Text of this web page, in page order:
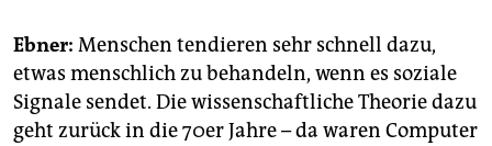
Ebner: Menschen tendieren sehr schnell dazu,
etwas menschlich zu behandeln, wenn es soziale
Signale sendet. Die wissenschaftliche Theorie dazu
geht zurück in die 70er Jahre – da waren Computer